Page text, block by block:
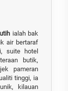
ialah bak
air bertaraf
suite hotel
butik,
pameran
tinggi, ia
kilauan